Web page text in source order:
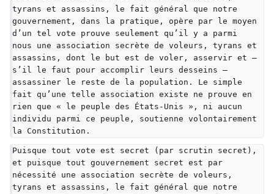
tyrans et assassins, le fait général que notre
gouvernement, dans la pratique, opère par le moyen
d’un tel vote prouve seulement qu’il y a parmi
nous une association secrète de voleurs, tyrans et
assassins, dont le but est de voler, asservir et —
s’il le faut pour accomplir leurs desseins —
assassiner le reste de la population. Le simple
fait qu’une telle association existe ne prouve en
rien que « le peuple des États-Unis », ni aucun
individu parmi ce peuple, soutienne volontairement
la Constitution.
Puisque tout vote est secret (par scrutin secret),
et puisque tout gouvernement secret est par
nécessité une association secrète de voleurs,
tyrans et assassins, le fait général que notre